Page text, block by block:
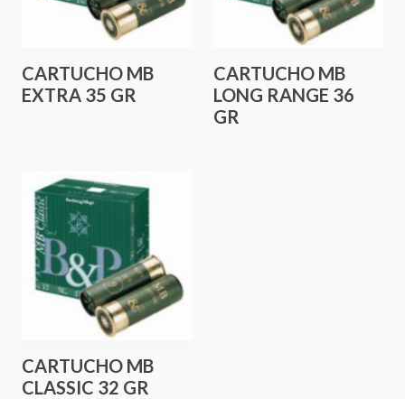
CARTUCHO MB
EXTRA 35 GR
CARTUCHO MB
LONG RANGE 36
GR
CARTUCHO MB
CLASSIC 32 GR